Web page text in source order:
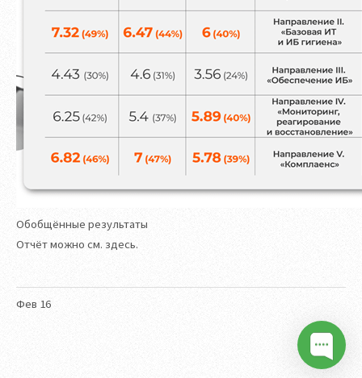
Фев 16
Обобщённые результаты
Отчёт можно см. здесь.